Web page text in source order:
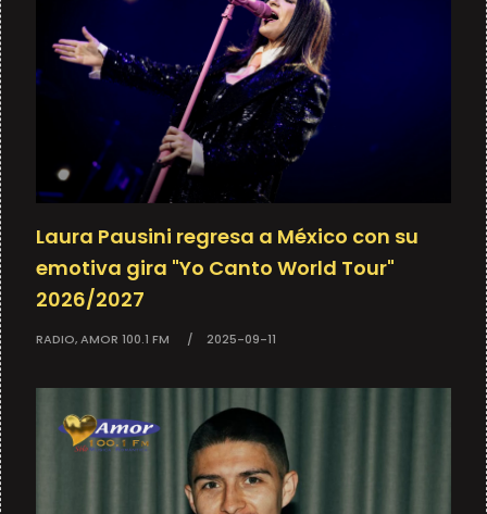
Laura Pausini regresa a México con su
emotiva gira "Yo Canto World Tour"
2026/2027
RADIO, AMOR 100.1 FM 2025-09-11